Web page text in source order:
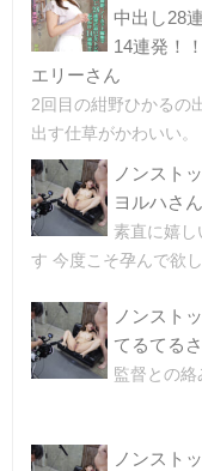
中出し28
14連発！
エリーさん
2回目の紺野ひかるの
出す仕草がかわいい
ノンスト
ヨルハさん
素直に嬉し
す 今度こそ孕んで欲
ノンスト
てるてる
監督との
ノンスト